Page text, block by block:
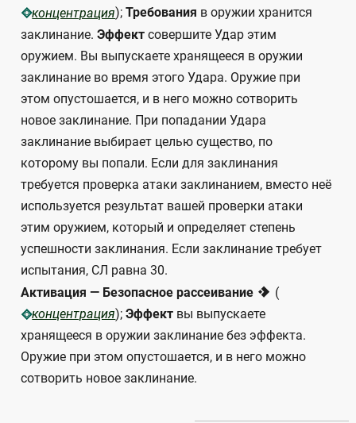
концентрация);Требования в оружии хранится
заклинание. Эффект совершите Удар этим
оружием. Вы выпускаете хранящееся в оружии
заклинание во время этого Удара. Оружие при
этом опустошается, и в него можно сотворить
новое заклинание. При попадании Удара
заклинание выбирает целью существо, по
которому вы попали. Если для заклинания
требуется проверка атаки заклинанием, вместо неё
используется результат вашей проверки атаки
этим оружием, который и определяет степень
успешности заклинания. Если заклинание требует
испытания, СЛ равна 30.
Активация — Безопасное рассеивание 1 (
концентрация);Эффект вы выпускаете
хранящееся в оружии заклинание без эффекта.
Оружие при этом опустошается, и в него можно
сотворить новое заклинание.